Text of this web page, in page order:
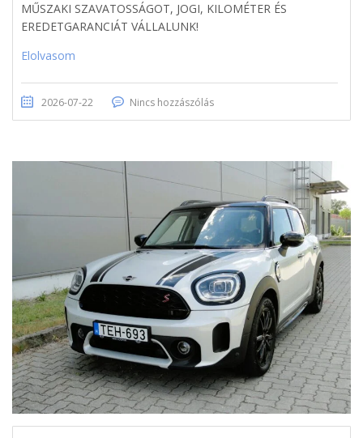
MŰSZAKI SZAVATOSSÁGOT, JOGI, KILOMÉTER ÉS
EREDETGARANCIÁT VÁLLALUNK!
Elolvasom
2026-07-22 Nincs hozzászólás